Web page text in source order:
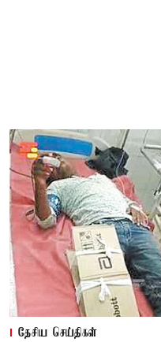
தேசிய செய்திகள்